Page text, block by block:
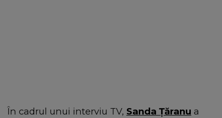
În cadrul unui interviu TV, Sanda Țăranu a